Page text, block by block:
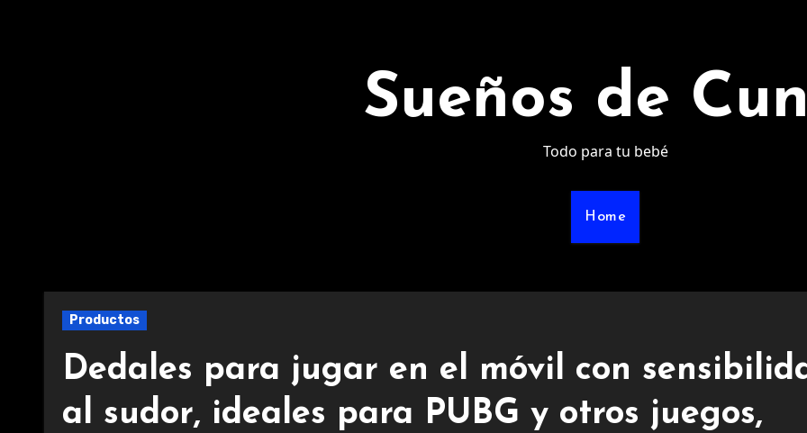
Sueños de
Todo para tu bebé
Home
Productos
Dedales para jugar en el móvil con
al sudor, ideales para PUBG y otros juegos,